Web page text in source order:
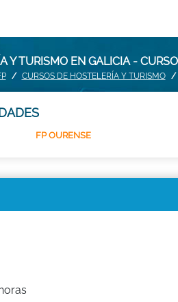
Y TURISMO EN GALICIA -
CURSOS DE HOSTELERÍA Y TURISMO
FP OURENSE